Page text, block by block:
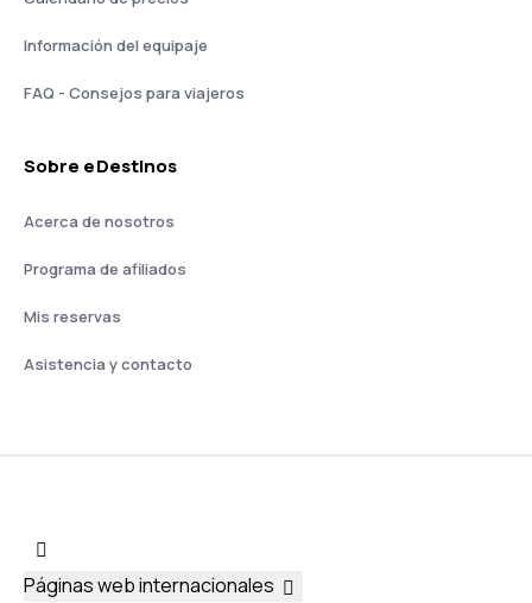
Información del equipaje
FAQ - Consejos para viajeros
Sobre eDestinos
Acerca de nosotros
Programa de afiliados
Mis reservas
Asistencia y contacto
Páginas web internacionales